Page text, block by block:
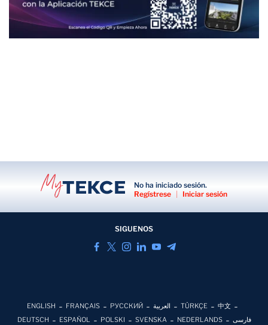
No ha iniciado sesión.
Regístrese | Iniciar sesión
SIGUENOS
ENGLISH FRANÇAIS РУССКИЙ العربية TÜRKÇE
中文
DEUTSCH
ESPAÑOL POLSKI SVENSKA NEDERLANDS فارسی